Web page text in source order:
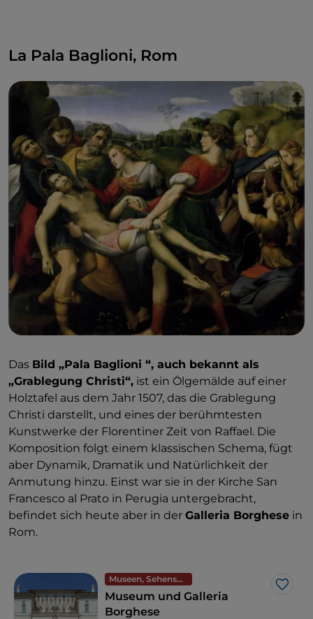
La Pala Baglioni, Rom
Das Bild „Pala Baglioni “, auch bekannt als
„Grablegung Christi“, ist ein Ölgemälde auf einer
Holztafel aus dem Jahr 1507, das die Grablegung
Christi darstellt, und eines der berühmtesten
Kunstwerke der Florentiner Zeit von Raffael. Die
Komposition folgt einem klassischen Schema, fügt
aber Dynamik, Dramatik und Natürlichkeit der
Anmutung hinzu. Einst war sie in der Kirche San
Francesco al Prato in Perugia untergebracht,
befindet sich heute aber in der Galleria Borghese in
Rom.
Museen, Sehenswürdigkeiten und Denkmäler
Like
Museum und Galleria
Borghese